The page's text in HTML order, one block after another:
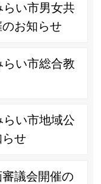
い市男女共
お知らせ
い市総合教
い市地域公
せ
議会開催の